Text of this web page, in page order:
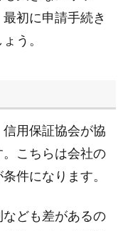
初に申請手続き
う。
用保証協会が協
こちらは会社の
件になります。
ども差があるの